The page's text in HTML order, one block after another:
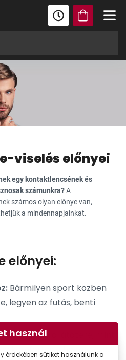
viselés előnyei
egy kontaktlencsének és
számunkra?A
számos olyan előnye van,
a mindennapjainkat.
előnyei:
Bármilyen sport közben
legyen az futás, benti
Szélesebb a látótere, mint
komfortos a használata.
használ
érdekében sütiket használunk a